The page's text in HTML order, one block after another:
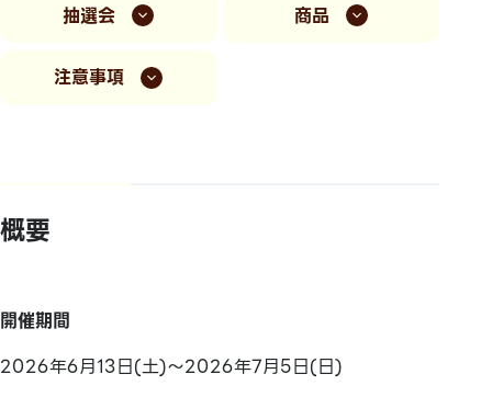
抽選会 商品
注意事項
概要
開催期間
2026年6月13日(土)～2026年7月5日(日)